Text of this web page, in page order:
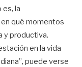
la
qué momentos
y productiva.
en la vida
puede verse